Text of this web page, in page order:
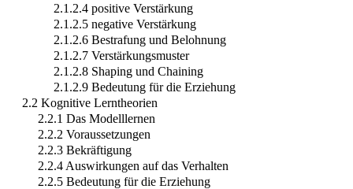
2.1.2.4 positive Verstärkung
2.1.2.5 negative Verstärkung
2.1.2.6 Bestrafung und Belohnung
2.1.2.7 Verstärkungsmuster
2.1.2.8 Shaping und Chaining
2.1.2.9 Bedeutung für die Erziehung
2.2 Kognitive Lerntheorien
2.2.1 Das Modelllernen
2.2.2 Voraussetzungen
2.2.3 Bekräftigung
2.2.4 Auswirkungen auf das Verhalten
2.2.5 Bedeutung für die Erziehung